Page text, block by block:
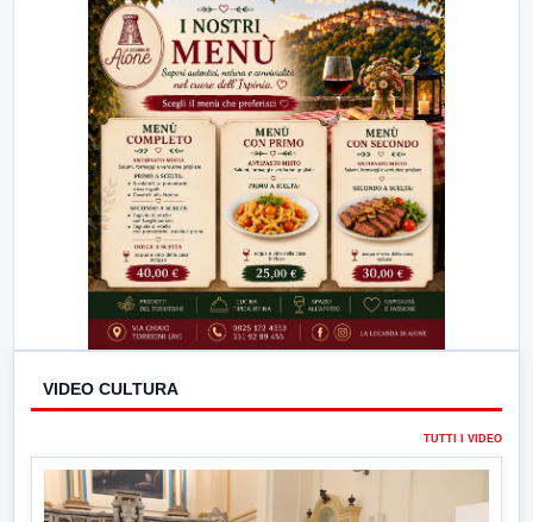
LabNews (replica)
VIDEO CULTURA
TUTTI I VIDEO